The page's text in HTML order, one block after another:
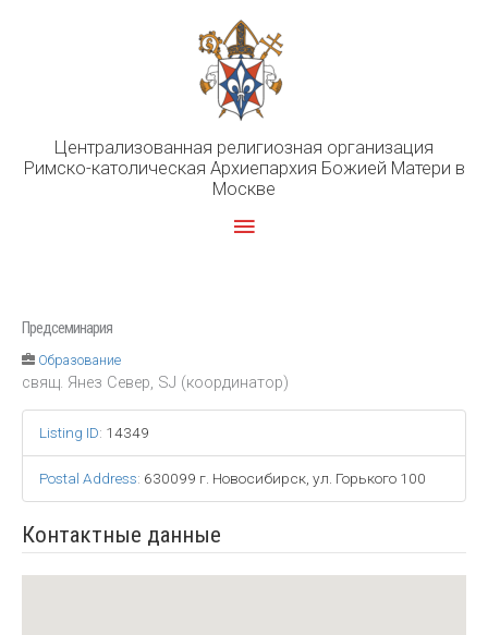
Централизованная религиозная организация
Римско-католическая Архиепархия Божией Матери в
Москве
Главное
Предсеминария
Образование
свящ. Янез Север, SJ (координатор)
Listing ID: 14349
Postal Address: 630099 г. Новосибирск, ул. Горького 100
Контактные данные